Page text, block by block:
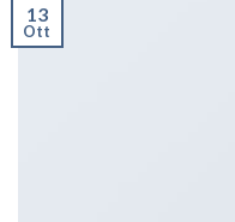
13
Ott